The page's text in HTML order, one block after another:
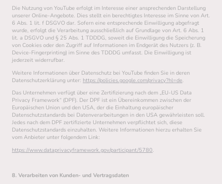
Die Nutzung von YouTube erfolgt im Interesse einer ansprechenden Darstellung
unserer Online-Angebote. Dies stellt ein berechtigtes Interesse im Sinne von Art.
6 Abs. 1 lit. f DSGVO dar. Sofern eine entsprechende Einwilligung abgefragt
wurde, erfolgt die Verarbeitung ausschließlich auf Grundlage von Art. 6 Abs. 1
lit. a DSGVO und § 25 Abs. 1 TDDDG, soweit die Einwilligung die Speicherung
von Cookies oder den Zugriff auf Informationen im Endgerät des Nutzers (z. B.
Device-Fingerprinting) im Sinne des TDDDG umfasst. Die Einwilligung ist
jederzeit widerrufbar.
Weitere Informationen über Datenschutz bei YouTube finden Sie in deren
Datenschutzerklärung unter: https://policies.google.com/privacy?hl=de.
Das Unternehmen verfügt über eine Zertifizierung nach dem „EU-US Data
Privacy Framework“ (DPF). Der DPF ist ein Übereinkommen zwischen der
Europäischen Union und den USA, der die Einhaltung europäischer
Datenschutzstandards bei Datenverarbeitungen in den USA gewährleisten soll.
Jedes nach dem DPF zertifizierte Unternehmen verpflichtet sich, diese
Datenschutzstandards einzuhalten. Weitere Informationen hierzu erhalten Sie
vom Anbieter unter folgendem Link:
https://www.dataprivacyframework.gov/participant/5780.
8. Verarbeiten von Kunden- und Vertragsdaten